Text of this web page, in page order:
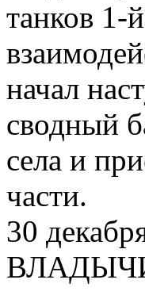
танков 1-
начал
сводный
села и
части.
30